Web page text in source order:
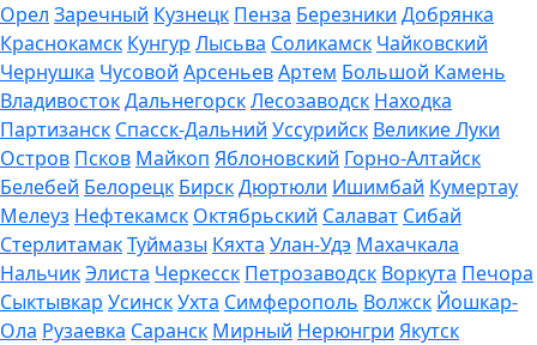
Орел Заречный Кузнецк Пенза Березники Добрянка
Краснокамск Кунгур Лысьва Соликамск Чайковский
Чернушка Чусовой АрсеньевАртем Большой Камень
ВладивостокДальнегорскЛесозаводск Находка
Партизанск Спасск-Дальний Уссурийск Великие Луки
Остров Псков Майкоп Яблоновский Горно-Алтайск
Белебей Белорецк БирскДюртюли Ишимбай Кумертау
Мелеуз Нефтекамск Октябрьский Салават Сибай
СтерлитамакТуймазы Кяхта Улан-Удэ Махачкала
НальчикЭлиста Черкесск Петрозаводск Воркута Печора
Сыктывкар УсинскУхта Симферополь Волжск Йошкар-
Ола Рузаевка Саранск Мирный Нерюнгри Якутск